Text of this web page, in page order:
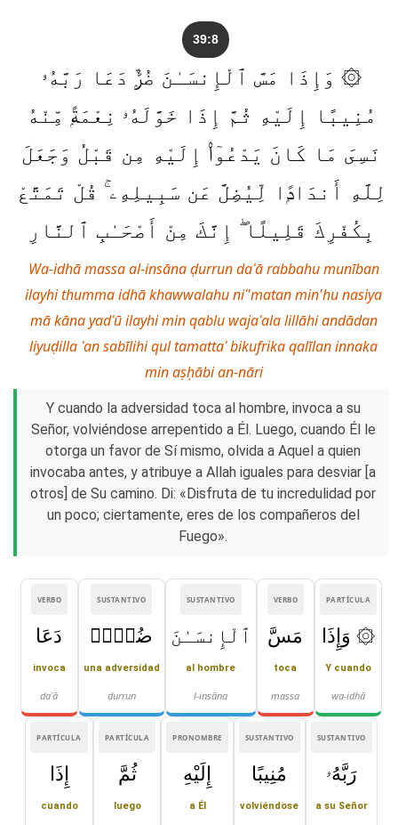
39:8
۞ وَإِذَا مَسَّ ٱلْإِنسَـٰنَ ضُرٌّۭ دَعَا رَبَّهُۥ
مُنِيبًا إِلَيْهِ ثُمَّ إِذَا خَوَّلَهُۥ نِعْمَةًۭ مِّنْهُ
نَسِىَ مَا كَانَ يَدْعُوٓا۟ إِلَيْهِ مِن قَبْلُ وَجَعَلَ
لِلَّهِ أَندَادًۭا لِّيُضِلَّ عَن سَبِيلِهِۦ ۚ قُلْ تَمَتَّعْ
بِكُفْرِكَ قَلِيلًا ۖ إِنَّكَ مِنْ أَصْحَـٰبِ ٱلنَّارِ
Wa-idhā massa al-insāna ḍurrun daʿā rabbahu munīban
ilayhi thumma idhā khawwalahu niʿ'matan min'hu nasiya
mā kāna yadʿū ilayhi min qablu wajaʿala lillāhi andādan
liyuḍilla ʿan sabīlihi qul tamattaʿ bikufrika qalīlan innaka
min aṣḥābi an-nāri
Y cuando la adversidad toca al hombre, invoca a su
Señor, volviéndose arrepentido a Él. Luego, cuando Él le
otorga un favor de Sí mismo, olvida a Aquel a quien
invocaba antes, y atribuye a Allah iguales para desviar [a
otros] de Su camino. Di: «Disfruta de tu incredulidad por
un poco; ciertamente, eres de los compañeros del
Fuego».
PARTÍCULA
۞ وَإِذَا
Y cuando
wa-idhā
VERBO
مَسَّ
toca
massa
SUSTANTIVO
ٱلْإِنسَـٰنَ
al hombre
l-insāna
SUSTANTIVO
ضُرٌّۭ
una adversidad
ḍurrun
VERBO
دَعَا
invoca
daʿā
SUSTANTIVO
رَبَّهُۥ
a su Señor
SUSTANTIVO
مُنِيبًا
volviéndose
PRONOMBRE
إِلَيْهِ
a Él
PARTÍCULA
ثُمَّ
luego
PARTÍCULA
إِذَا
cuando